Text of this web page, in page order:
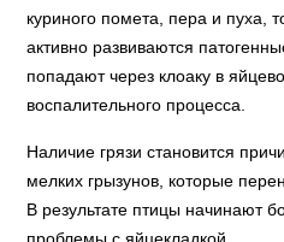
куриного помета, пера и пуха,
активно развиваются
попадают через клоаку в
воспалительного процесса.
Наличие грязи становится
мелких грызунов, которые
В результате птицы начинают